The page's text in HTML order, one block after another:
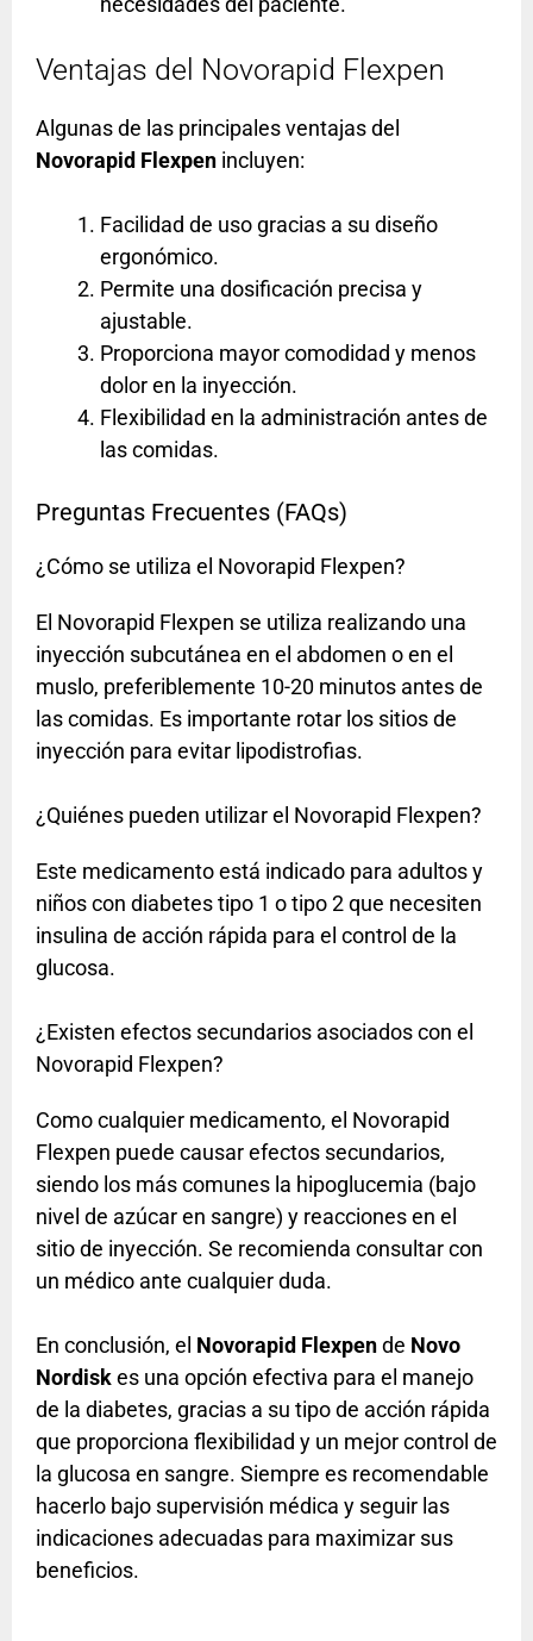
Ventajas del Novorapid Flexpen
Algunas de las principales ventajas del
Novorapid Flexpen incluyen:
Facilidad de uso gracias a su diseño
ergonómico.
Permite una dosificación precisa y
ajustable.
Proporciona mayor comodidad y menos
dolor en la inyección.
Flexibilidad en la administración antes de
las comidas.
Preguntas Frecuentes (FAQs)
¿Cómo se utiliza el Novorapid Flexpen?
El Novorapid Flexpen se utiliza realizando una
inyección subcutánea en el abdomen o en el
muslo, preferiblemente 10-20 minutos antes de
las comidas. Es importante rotar los sitios de
inyección para evitar lipodistrofias.
¿Quiénes pueden utilizar el Novorapid Flexpen?
Este medicamento está indicado para adultos y
niños con diabetes tipo 1 o tipo 2 que necesiten
insulina de acción rápida para el control de la
glucosa.
¿Existen efectos secundarios asociados con el
Novorapid Flexpen?
Como cualquier medicamento, el Novorapid
Flexpen puede causar efectos secundarios,
siendo los más comunes la hipoglucemia (bajo
nivel de azúcar en sangre) y reacciones en el
sitio de inyección. Se recomienda consultar con
un médico ante cualquier duda.
En conclusión, el Novorapid Flexpende Novo
Nordiskes una opción efectiva para el manejo
de la diabetes, gracias a su tipo de acción rápida
que proporciona flexibilidad y un mejor control de
la glucosa en sangre. Siempre es recomendable
hacerlo bajo supervisión médica y seguir las
indicaciones adecuadas para maximizar sus
beneficios.